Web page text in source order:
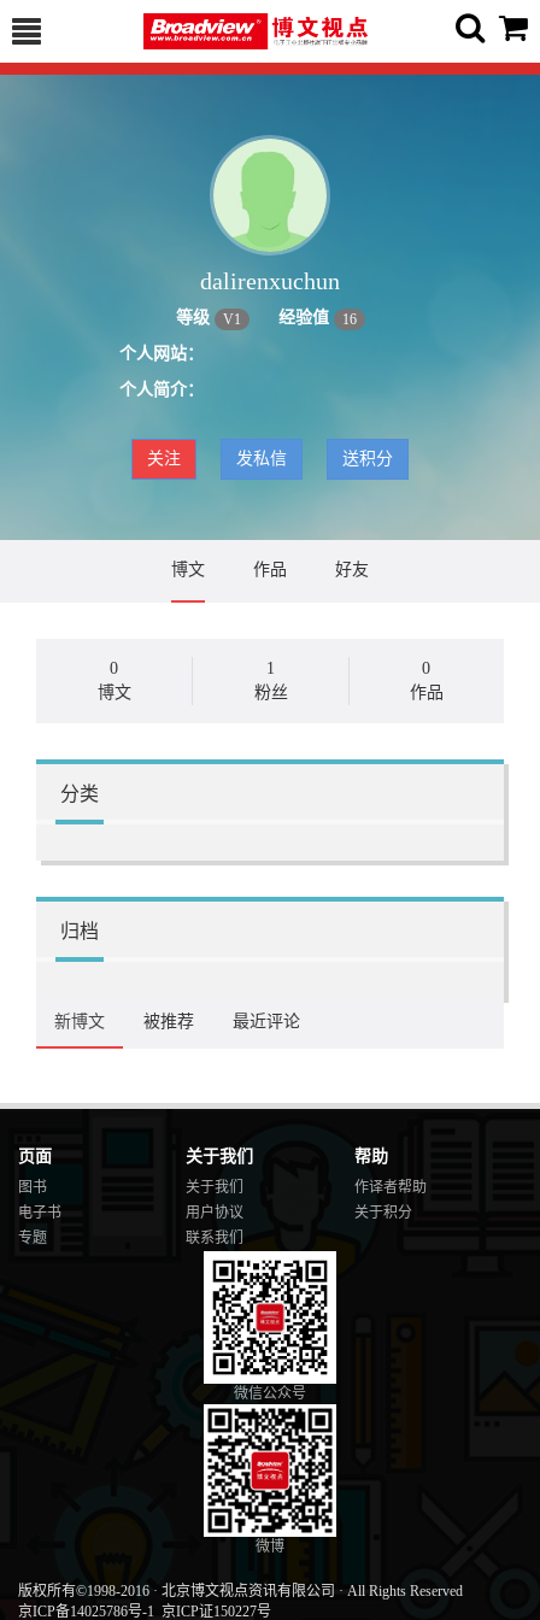
dalirenxuchun
等级 V1 经验值 16
个人网站：
个人简介：
关注 发私信 送积分
博文 作品 好友
0
博文
1
粉丝
0
作品
分类
归档
新博文 被推荐 最近评论
页面
图书
电子书
专题
关于我们
关于我们
用户协议
联系我们
帮助
作译者帮助
关于积分
微信公众号
微博
版权所有©1998-2016 · 北京博文视点资讯有限公司 · All Rights Reserved
京ICP备14025786号-1 京ICP证150227号